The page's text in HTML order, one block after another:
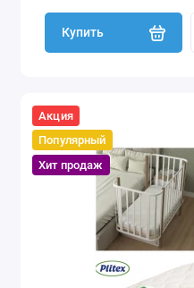
Купить
Акция
Популярный
Хит продаж